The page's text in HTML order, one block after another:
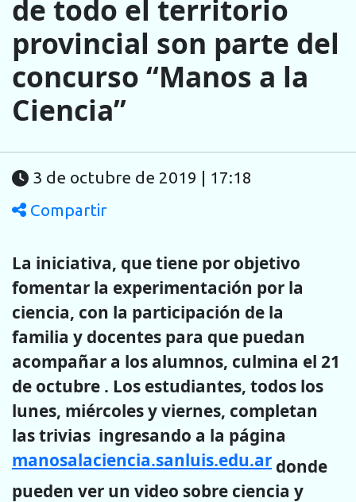
de todo el territorio
provincial son parte del
concurso “Manos a la
Ciencia”
3 de octubre de 2019 | 17:18
Compartir
La iniciativa, que tiene por objetivo
fomentar la experimentación por la
ciencia, con la participación de la
familia y docentes para que puedan
acompañar a los alumnos, culmina el 21
de octubre . Los estudiantes, todos los
lunes, miércoles y viernes, completan
las trivias ingresando a la página
manosalaciencia.sanluis.edu.ar donde
pueden ver un video sobre ciencia y